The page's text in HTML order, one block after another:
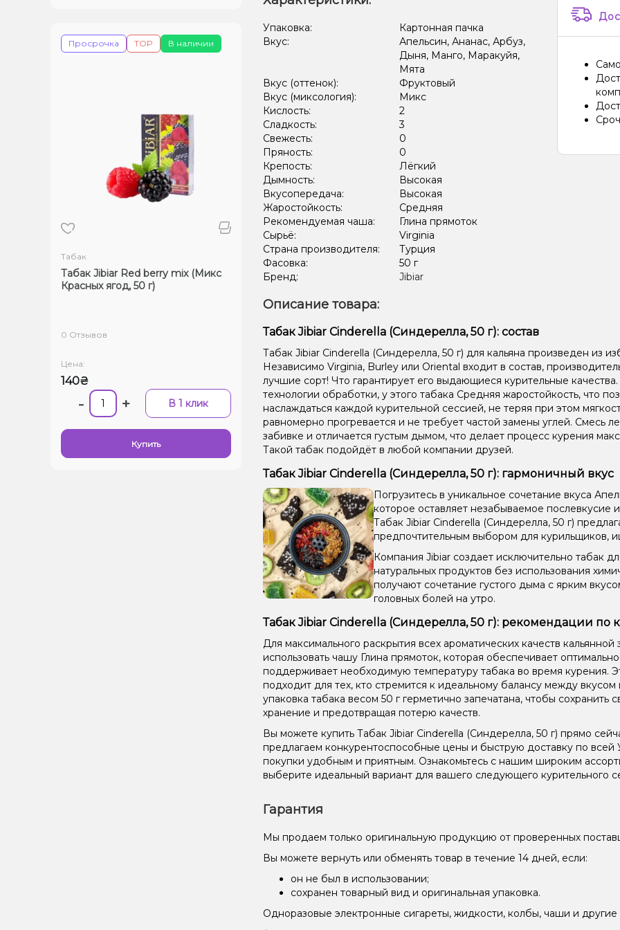
В наличии
Просрочка TOP
Табак
Табак Jibiar Red berry mix (Микс
Красных ягод, 50 г)
0 Отзывов
Цена:
140₴
- + В 1 клик
Купить
Лёд/
Лёд/
Лёд/
Лёд/
Мята,
Лёд/
Дыня,
Упаковка:
Картонная пачка
Вкус:
Апельсин, Ананас, Арбуз,
Дыня, Манго, Маракуйя,
Мята
Вкус (оттенок):
Фруктовый
Вкус (миксология):
Микс
Кислость:
2
Сладкость:
3
Свежесть:
0
Пряность:
0
Крепость:
Лёгкий
Дымность:
Высокая
Вкусопередача:
Высокая
Жаростойкость:
Средняя
Рекомендуемая чаша:
Глина прямоток
Сырьё:
Virginia
Страна производителя:
Турция
Фасовка:
50 г
Бренд:
Jibiar
Описание товара:
Табак Jibiar Cinderella (Синдерелла, 50 г): состав
Табак Jibiar Cinderella (Синдерелла, 50 г) для кальяна произведен из
Независимо Virginia, Burley или Oriental входит в состав,
лучшие сорт! Что гарантирует его выдающиеся курительные
технологии обработки, у этого табака Средняя жаростойкость, что
наслаждаться каждой курительной сессией, не теряя при этом
равномерно прогревается и не требует частой замены углей. Смесь
забивке и отличается густым дымом, что делает процесс курения
Такой табак подойдёт в любой компании друзей.
Табак Jibiar Cinderella (Синдерелла, 50 г): гармоничный вкус
Погрузитесь в уникальное сочетание вкуса
которое оставляет незабываемое
Табак Jibiar Cinderella (Синдерелла, 50 г)
предпочтительным выбором для курильщиков,
Компания Jibiar создает исключительно табак
натуральных продуктов без использования
получают сочетание густого дыма с ярким
головных болей на утро.
Табак Jibiar Cinderella (Синдерелла, 50 г): рекомендации по
Для максимального раскрытия всех ароматических качеств
использовать чашу Глина прямоток, которая обеспечивает
поддерживает необходимую температуру табака во время курения.
подходит для тех, кто стремится к идеальному балансу между
упаковка табака весом 50 г герметично запечатана, чтобы сохранить
хранение и предотвращая потерю качеств.
Вы можете купить Табак Jibiar Cinderella (Синдерелла, 50 г) прямо
предлагаем конкурентоспособные цены и быструю доставку по всей
покупки удобным и приятным. Ознакомьтесь с нашим широким
выберите идеальный вариант для вашего следующего курительного
Гарантия
Мы продаем только оригинальную продукцию от проверенных
Вы можете вернуть или обменять товар в течение 14 дней, если:
он не был в использовании;
сохранен товарный вид и оригинальная упаковка.
Одноразовые электронные сигареты, жидкости, колбы, чаши и